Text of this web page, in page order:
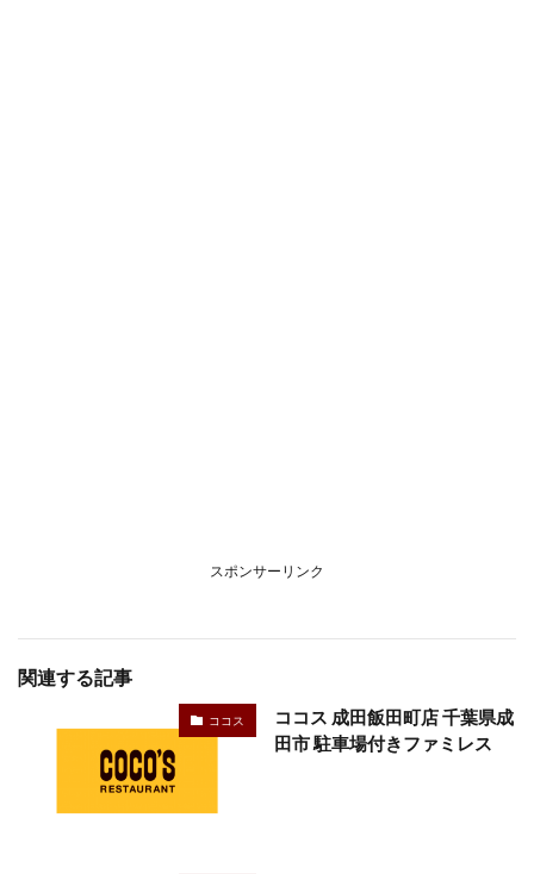
スポンサーリンク
関連する記事
ココス
ココス 成田飯田町店 千葉県成
田市 駐車場付きファミレス